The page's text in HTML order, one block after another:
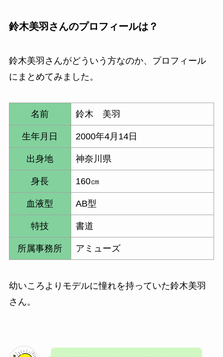
鈴木美羽さんのプロフィールは？
鈴木美羽さんがどういう方なのか、プロフィール
にまとめてみました。
名前 鈴木 美羽
生年月日 2000年4月14日
出身地 神奈川県
身長 160㎝
血液型 AB型
特技 書道
所属事務所 アミューズ
幼いころよりモデルに憧れを持っていた鈴木美羽
さん。